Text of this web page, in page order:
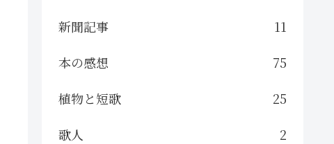
新聞記事
11
本の感想
75
植物と短歌
25
歌人
2